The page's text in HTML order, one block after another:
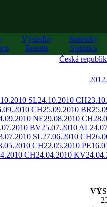
Výsledky
Results
Statistiky
Statistics
Česká
2012
SL24.10.2010 CH
CH25.09.2010 BR
NE29.08.2010 CH
BV25.07.2010 AL
SL27.06.2010 CH
CH22.05.2010 PE
CH24.04.2010 KV